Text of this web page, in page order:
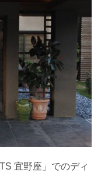
宜野座」でのディ